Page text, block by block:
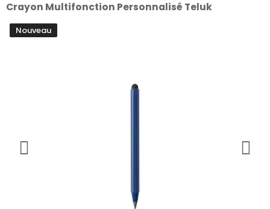
Crayon Multifonction Personnalisé Teluk
Nouveau